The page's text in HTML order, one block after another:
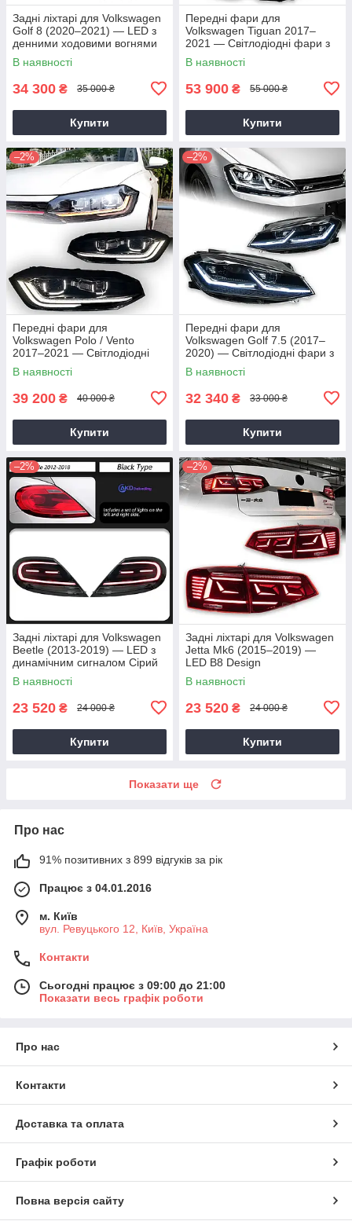
Задні ліхтарі для Volkswagen
Golf 8 (2020–2021) — LED з
денними ходовими вогнями
В наявності
34 300 ₴ 35 000 ₴
Купити
Передні фари для
Volkswagen Tiguan 2017–
2021 — Світлодіодні фари з
лінзами Bi-Xenon і денними
ходовими вогнями (ліва і
В наявності
53 900 ₴ 55 000 ₴
Купити
–2%
Передні фари для
Volkswagen Polo / Vento
2017–2021 — Світлодіодні
фари з лінзами проектора та
динамічними денними
В наявності
39 200 ₴ 40 000 ₴
Купити
–2%
Передні фари для
Volkswagen Golf 7.5 (2017–
2020) — Світлодіодні фари з
динамічним сигналом та
лінзами DRL
В наявності
32 340 ₴ 33 000 ₴
Купити
–2%
Задні ліхтарі для Volkswagen
Beetle (2013-2019) — LED з
динамічним сигналом Сірий
В наявності
23 520 ₴ 24 000 ₴
Купити
–2%
Задні ліхтарі для Volkswagen
Jetta Mk6 (2015–2019) —
LED B8 Design
В наявності
23 520 ₴ 24 000 ₴
Купити
Показати ще
Про нас
91% позитивних з 899 відгуків за рік
Працює з 04.01.2016
м. Київ
вул. Ревуцького 12, Київ, Україна
Контакти
Сьогодні працює з 09:00 до 21:00
Показати весь графік роботи
Про нас
Контакти
Доставка та оплата
Графік роботи
Повна версія сайту